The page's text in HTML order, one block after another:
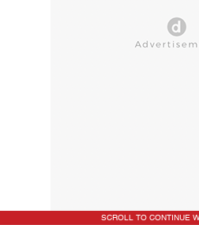
SCROLL TO CONTINUE